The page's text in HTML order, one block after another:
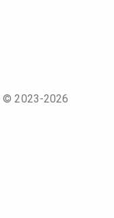
© 2023-2026